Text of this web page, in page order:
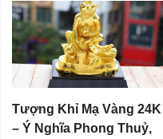
Tượng Khỉ Mạ Vàng 24K
– Ý Nghĩa Phong Thuỷ,